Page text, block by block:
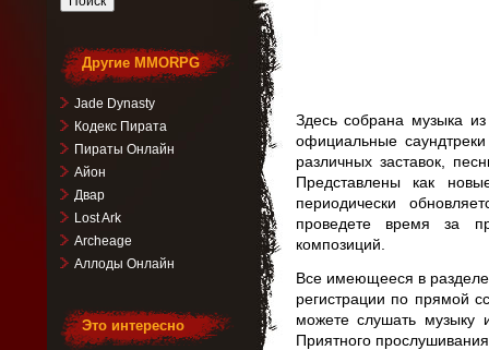
Здесь собрана музыка
официальные
различных заставок,
Представлены как
периодически
проведете время за
композиций.
Все имеющееся в
регистрации по прямой
можете слушать
Приятного
Другие MMORPG
Jade Dynasty
Кодекс Пирата
Пираты Онлайн
Айон
Двар
Lost Ark
Archeage
Аллоды Онлайн
Это интересно